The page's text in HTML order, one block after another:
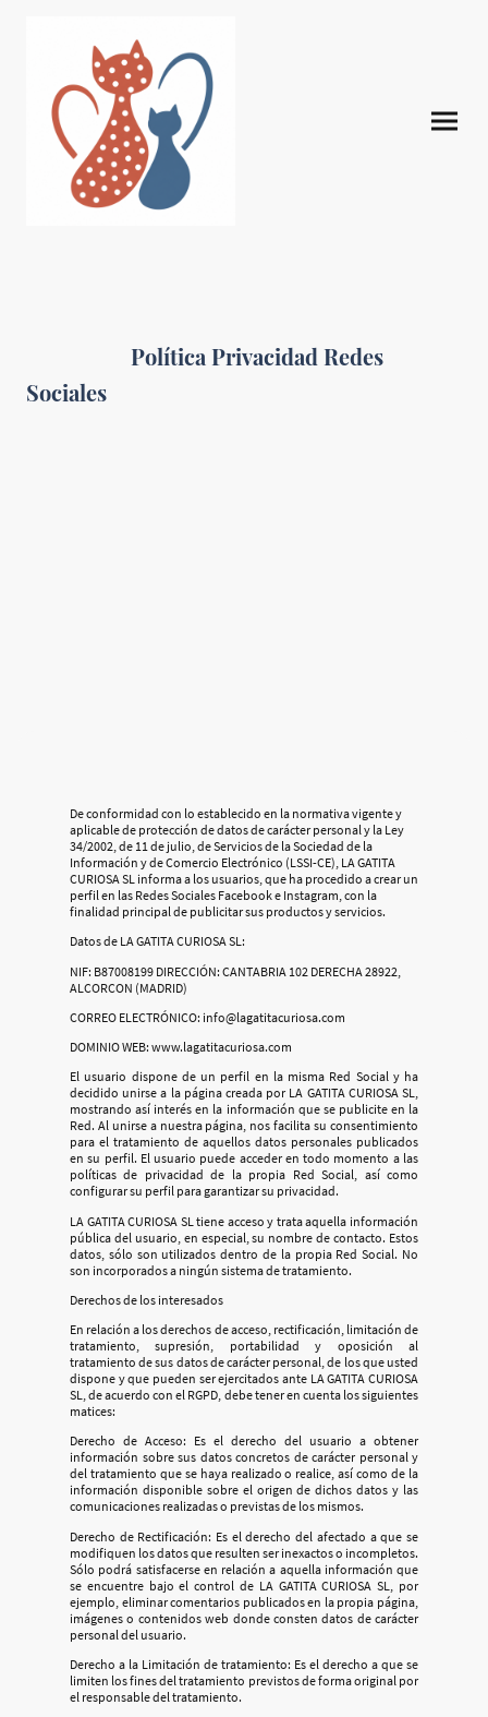
Política Privacidad Redes
Sociales
De conformidad con lo establecido en la normativa vigente y
aplicable de protección de datos de carácter personal y la Ley
34/2002, de 11 de julio, de Servicios de la Sociedad de la
Información y de Comercio Electrónico (LSSI-CE), LA GATITA
CURIOSA SL informa a los usuarios, que ha procedido a crear un
perfil en las Redes Sociales Facebook e Instagram, con la
finalidad principal de publicitar sus productos y servicios.
Datos de LA GATITA CURIOSA SL:
NIF: B87008199 DIRECCIÓN: CANTABRIA 102 DERECHA 28922,
ALCORCON (MADRID)
CORREO ELECTRÓNICO: info@lagatitacuriosa.com
DOMINIO WEB: www.lagatitacuriosa.com
El usuario dispone de un perfil en la misma Red Social y ha
decidido unirse a la página creada por LA GATITA CURIOSA SL,
mostrando así interés en la información que se publicite en la
Red. Al unirse a nuestra página, nos facilita su consentimiento
para el tratamiento de aquellos datos personales publicados
en su perfil. El usuario puede acceder en todo momento a las
políticas de privacidad de la propia Red Social, así como
configurar su perfil para garantizar su privacidad.
LA GATITA CURIOSA SL tiene acceso y trata aquella información
pública del usuario, en especial, su nombre de contacto. Estos
datos, sólo son utilizados dentro de la propia Red Social. No
son incorporados a ningún sistema de tratamiento.
Derechos de los interesados
En relación a los derechos de acceso, rectificación, limitación de
tratamiento, supresión, portabilidad y oposición al
tratamiento de sus datos de carácter personal, de los que usted
dispone y que pueden ser ejercitados ante LA GATITA CURIOSA
SL, de acuerdo con el RGPD, debe tener en cuenta los siguientes
matices:
Derecho de Acceso: Es el derecho del usuario a obtener
información sobre sus datos concretos de carácter personal y
del tratamiento que se haya realizado o realice, así como de la
información disponible sobre el origen de dichos datos y las
comunicaciones realizadas o previstas de los mismos.
Derecho de Rectificación: Es el derecho del afectado a que se
modifiquen los datos que resulten ser inexactos o incompletos.
Sólo podrá satisfacerse en relación a aquella información que
se encuentre bajo el control de LA GATITA CURIOSA SL, por
ejemplo, eliminar comentarios publicados en la propia página,
imágenes o contenidos web donde consten datos de carácter
personal del usuario.
Derecho a la Limitación de tratamiento: Es el derecho a que se
limiten los fines del tratamiento previstos de forma original por
el responsable del tratamiento.